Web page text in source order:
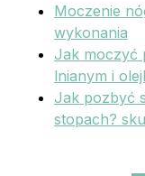
Moczenie
wykonania
Jak moczyć
lnianym i
Jak pozbyć
stopach?